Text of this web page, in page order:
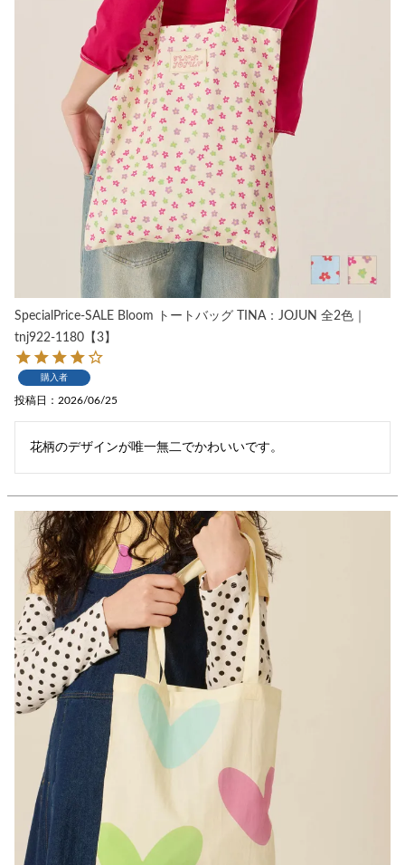
SpecialPrice-SALE Bloom トートバッグ TINA：JOJUN 全2色｜
tnj922-1180【3】
購入者
投稿日 2026/06/25
花柄のデザインが唯一無二でかわいいです。